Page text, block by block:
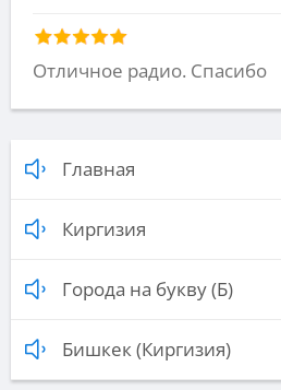
Отличное радио. Спасибо
Главная
Киргизия
Города на букву (Б)
Бишкек (Киргизия)